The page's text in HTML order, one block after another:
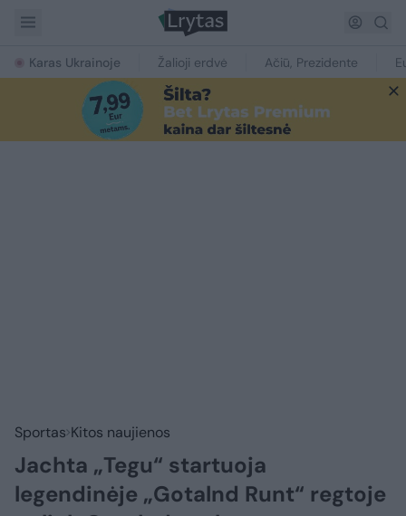
Karas Ukrainoje Žalioji erdvė Ačiū, Prezidente
Sportas Kitos naujienos
Jachta „Tegu“ startuoja
legendinėje „Gotalnd Runt“ regtoje